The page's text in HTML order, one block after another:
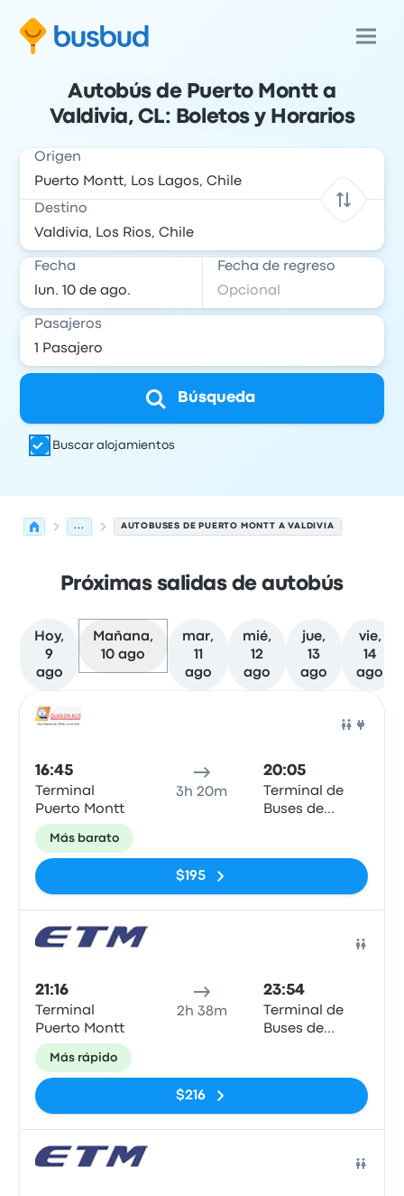
Autobús de Puerto Montt a
Valdivia, CL: Boletos y Horarios
Origen
Destino
Fecha Fecha de regreso
Pasajeros
Búsqueda
Buscar alojamientos
... AUTOBUSES DE PUERTO MONTT A VALDIVIA
Próximas salidas de autobús
Hoy,
9
ago
Mañana,
10 ago
mar,
11
ago
mié,
12
ago
jue,
13
ago
vie,
14
ago
16:45
Terminal
Puerto Montt
3h 20m
20:05
Terminal de
Buses de
Más barato
$195
21:16
Terminal
Puerto Montt
2h 38m
23:54
Terminal de
Buses de
Más rápido
$216